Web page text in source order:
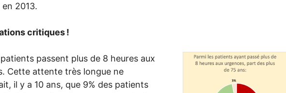
2013.
critiques!
patients passent plus de 8 heures aux
Cette attente très longue ne
il y a 10 ans, que 9% des patients